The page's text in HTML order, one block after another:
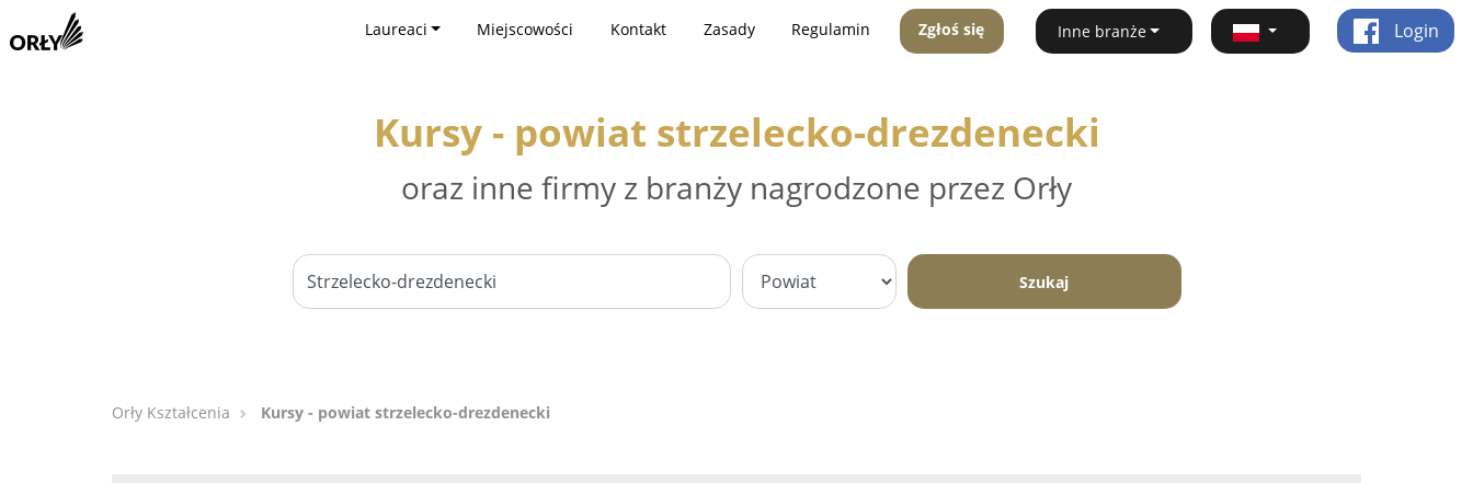
Laureaci Miejscowości Kontakt Zasady Regulamin Zgłoś się Inne branże Login
Kursy - powiat strzelecko-drezdenecki
oraz inne firmy z branży nagrodzone przez Orły
Szukaj
Orły Kształcenia Kursy - powiat strzelecko-drezdenecki